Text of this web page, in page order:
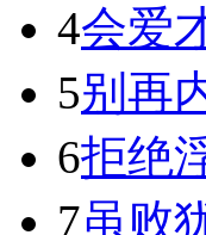
4会爱
5别再
6拒绝
7虽败